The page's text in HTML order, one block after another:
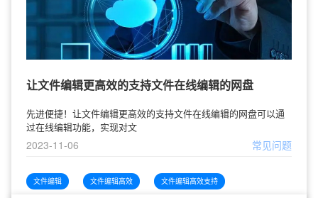
让文件编辑更高效的支持文件在线编辑的网盘
先进便捷！让文件编辑更高效的支持文件在线编辑的网盘可以通
过在线编辑功能，实现对文
2023-11-06 常见问题
文件编辑 文件编辑高效 文件编辑高效支持